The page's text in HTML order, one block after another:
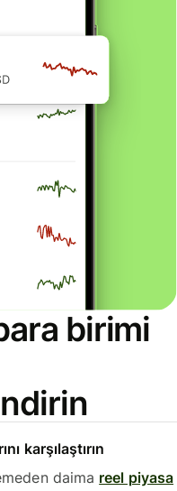
birimi
karşılaştırın
daima reel piyasa